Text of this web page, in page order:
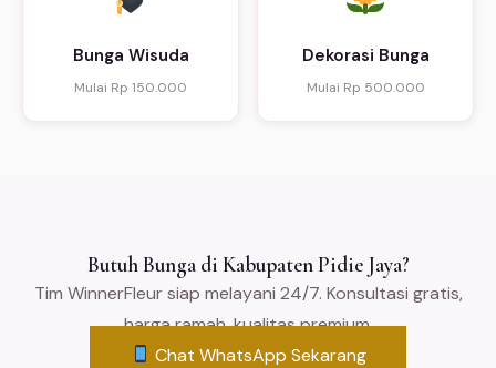
Bunga Wisuda
Mulai Rp 150.000
Dekorasi Bunga
Mulai Rp 500.000
Butuh Bunga di Kabupaten Pidie Jaya?
Tim WinnerFleur siap melayani 24/7. Konsultasi gratis,
harga ramah, kualitas premium.
Chat WhatsApp Sekarang